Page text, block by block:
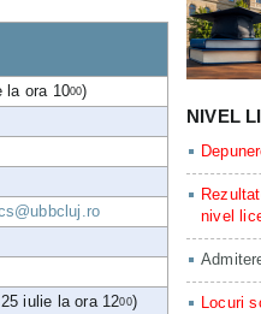
la ora 1000)
iulie la ora 1200)
NIVEL
nivel
Locuri